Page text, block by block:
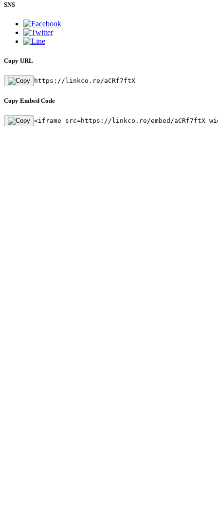
SNS
Copy URL
https://linkco.re/aCRf7ftX
Copy Embed Code
<iframe src=https://linkco.re/embed/aCRf7ftX